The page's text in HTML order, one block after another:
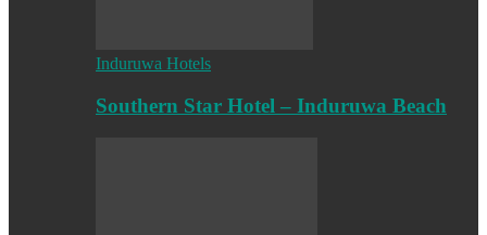
Induruwa Hotels
Southern Star Hotel – Induruwa Beach